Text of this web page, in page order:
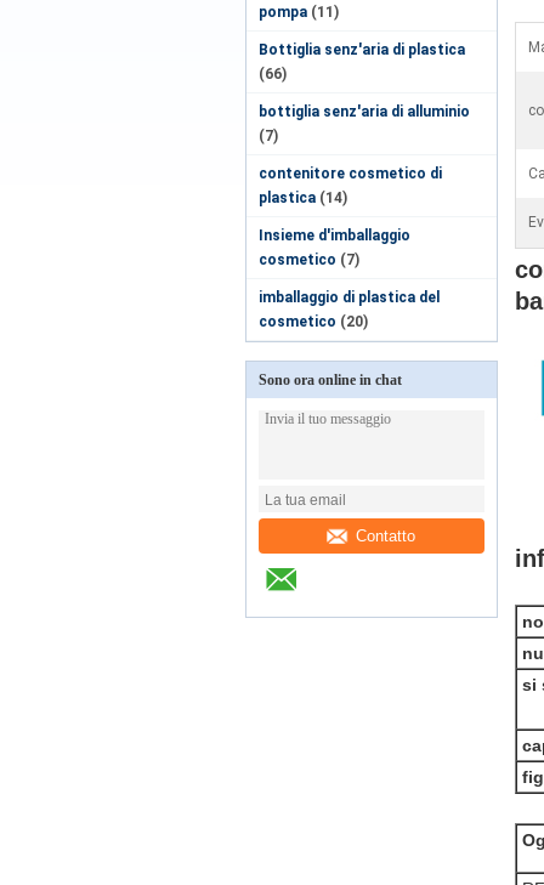
pompa (11)
Bottiglia senz'aria di plastica
(66)
bottiglia senz'aria di alluminio
(7)
contenitore cosmetico di
plastica (14)
Insieme d'imballaggio
cosmetico (7)
imballaggio di plastica del
cosmetico (20)
Sono ora online in chat
Contatto
si